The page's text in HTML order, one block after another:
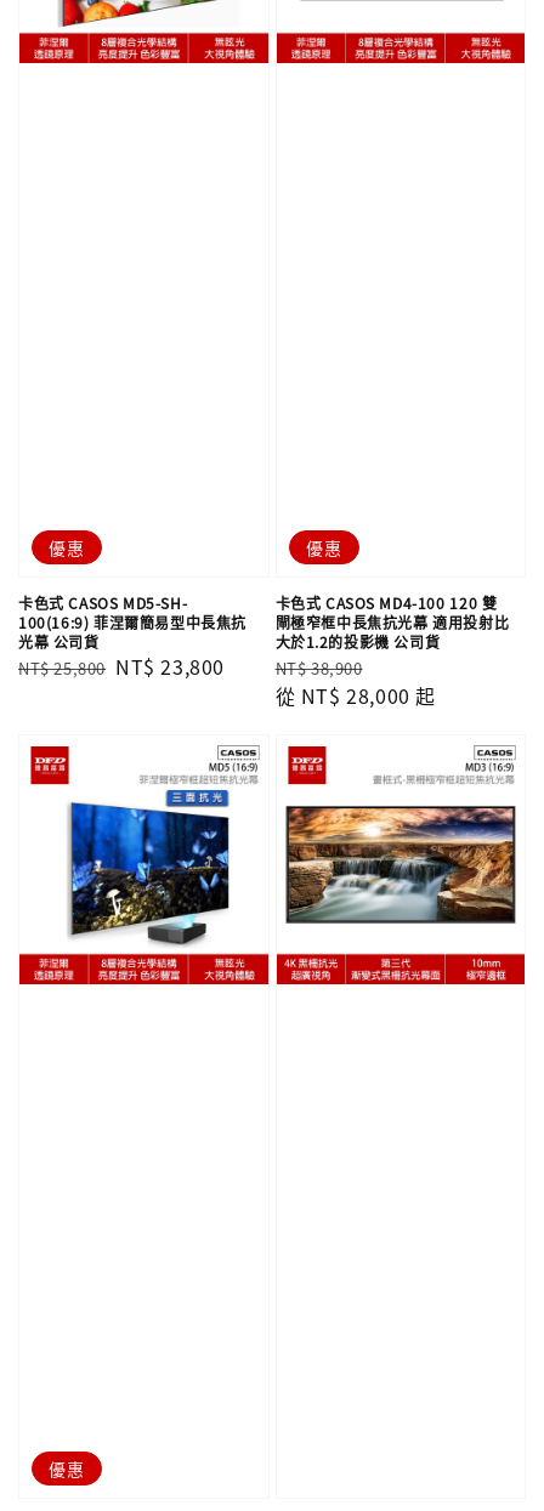
優惠
卡色式 CASOS MD5-SH-
100(16:9) 菲涅爾簡易型中長焦抗
光幕 公司貨
Regular
NT$ 25,800 Sale
NT$ 23,800
優惠
卡色式 CASOS MD4-100 120 雙
閘極窄框中長焦抗光幕 適用投射比
大於1.2的投影機 公司貨
Regular
price
NT$ 38,900
price
從 NT$ 28,000 起
優惠